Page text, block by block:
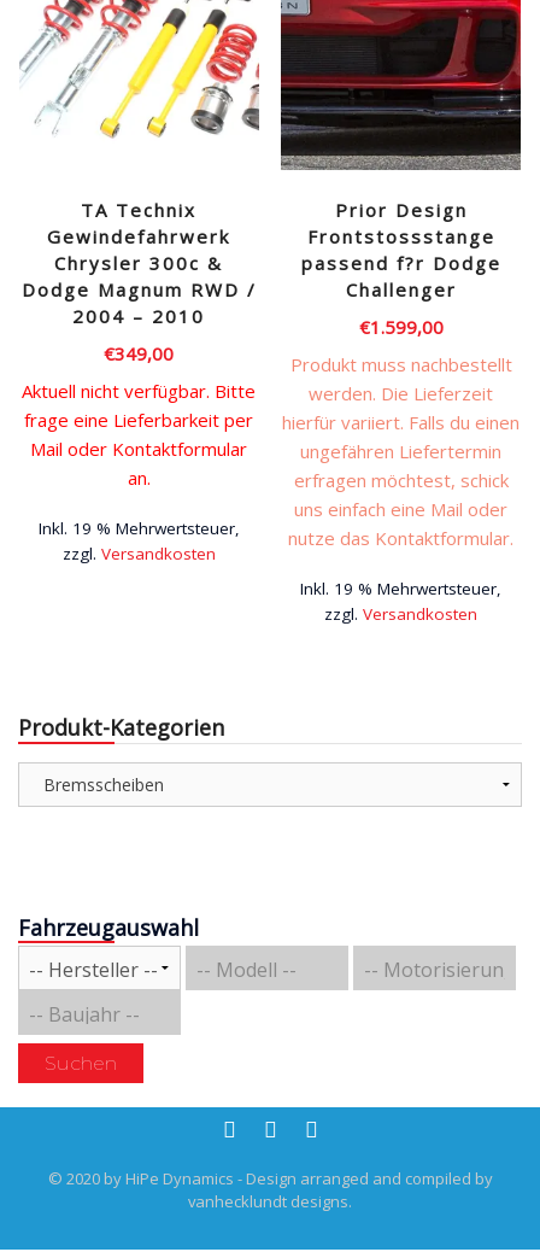
TA Technix
Gewindefahrwerk
Chrysler 300c &
Dodge Magnum RWD /
2004 – 2010
€349,00
Aktuell nicht verfügbar. Bitte
frage eine Lieferbarkeit per
Mail oder Kontaktformular
an.
Inkl. 19 % Mehrwertsteuer,
zzgl. Versandkosten
Prior Design
Frontstossstange
passend f?r Dodge
Challenger
€1.599,00
Produkt muss nachbestellt
werden. Die Lieferzeit
hierfür variiert. Falls du einen
ungefähren Liefertermin
erfragen möchtest, schick
uns einfach eine Mail oder
nutze das Kontaktformular.
Inkl. 19 % Mehrwertsteuer,
zzgl.Versandkosten
Produkt-Kategorien
Fahrzeugauswahl
Suchen
© 2020 by HiPe Dynamics - Design arranged and compiled by
vanhecklundt designs.